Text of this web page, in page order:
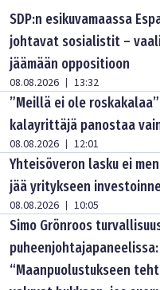
SDP:n esikuvamaassa
johtavat sosialistit –
jäämään oppositioon
08.08.2026 | 13:32
”Meillä ei ole
kalayrittäjä panostaa
08.08.2026 | 12:01
Yhteisöveron lasku ei
jää yritykseen
08.08.2026 | 10:05
Simo Grönroos
puheenjohtajapaneelissa:
“Maanpuolustukseen